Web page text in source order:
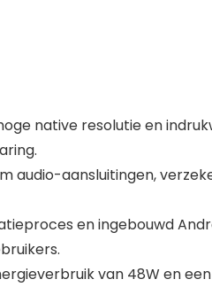
native resolutie en
audio-aansluitingen,
en ingebouwd
van 48W en